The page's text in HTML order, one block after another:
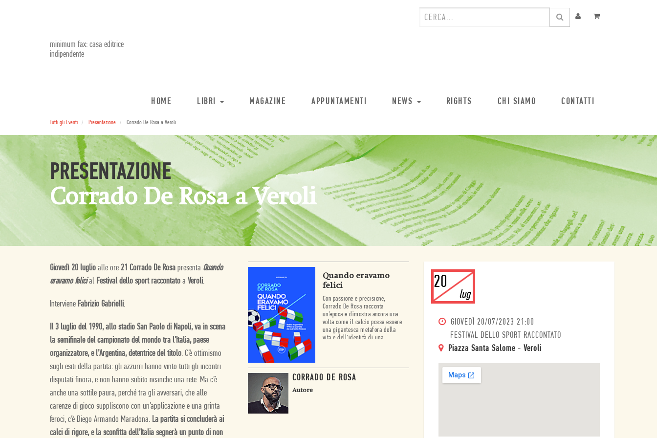
minimum fax: casa editrice
indipendente
HOME LIBRI MAGAZINE APPUNTAMENTI NEWS RIGHTS CHI SIAMO CONTATTI
Tutti gli Eventi Presentazione Corrado De Rosa a Veroli
PRESENTAZIONE
Corrado De Rosa a Veroli
Giovedì 20 luglio alle ore 21 Corrado De Rosa presenta Quando
eravamo felicial Festival dello sport raccontato a Veroli.
Interviene Fabrizio Gabrielli.
Il 3 luglio del 1990, allo stadio San Paolo di Napoli, va in scena
la semifinale del campionato del mondo tra l’Italia, paese
organizzatore, e l’Argentina, detentrice del titolo. C’è ottimismo
sugli esiti della partita: gli azzurri hanno vinto tutti gli incontri
disputati finora, e non hanno subito neanche una rete. Ma c’è
anche una sottile paura, perché tra gli avversari, che alle
carenze di gioco suppliscono con un’applicazione e una grinta
feroci, c’è Diego Armando Maradona. La partita si concluderà ai
calci di rigore, e la sconfitta dell’Italia segnerà un punto di non
Quando eravamo
felici
Con passione e precisione,
Corrado De Rosa racconta
un’epoca e dimostra ancora una
volta come il calcio possa essere
una gigantesca metafora della
vita e dell’identità di una
CORRADO DE ROSA
Autore
20
lug
GIOVEDÌ 20/07/2023 21:00
FESTIVAL DELLO SPORT RACCONTATO
Piazza Santa Salome - Veroli